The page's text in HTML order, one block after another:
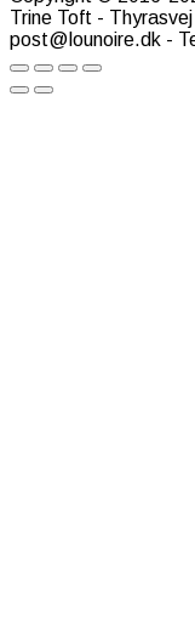
Trine Toft -
post@lounoire.dk -